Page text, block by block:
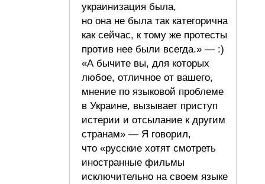
украинизация была,
но она не была так категорична
как сейчас, к тому же протесты
против нее были всегда.» — :)
«А бычите вы, для которых
любое, отличное от вашего,
мнение по языковой проблеме
в Украине, вызывает приступ
истерии и отсылание к другим
странам» — Я говорил,
что «русские хотят смотреть
иностранные фильмы
исключительно на своем языке